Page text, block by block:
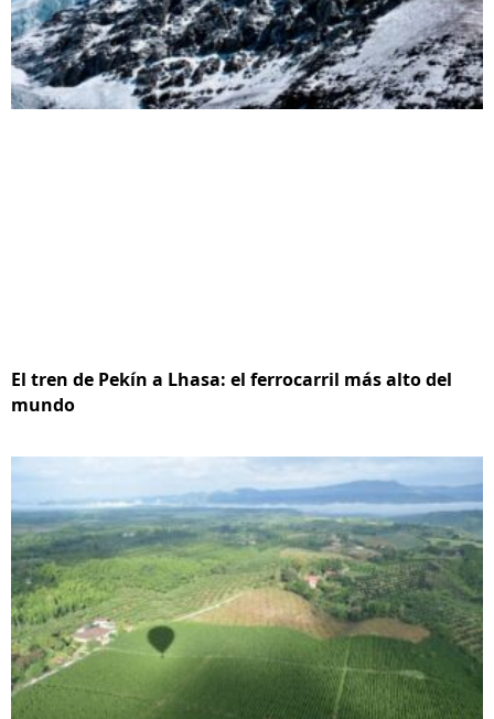
El tren de Pekín a Lhasa: el ferrocarril más alto del
mundo